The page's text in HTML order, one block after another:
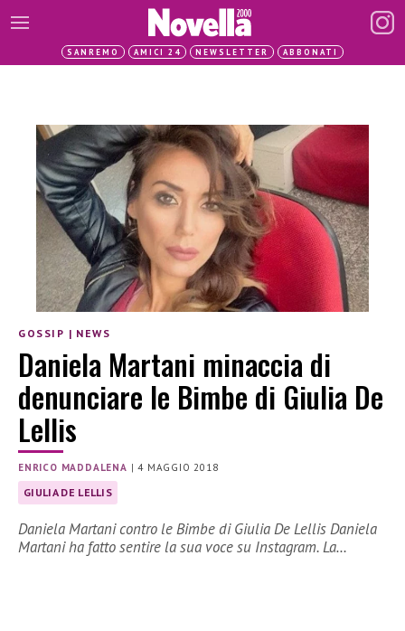
SANREMO AMICI 24 NEWSLETTER ABBONATI
GOSSIP | NEWS
Daniela Martani minaccia di
denunciare le Bimbe di Giulia De
Lellis
ENRICO MADDALENA |4 MAGGIO 2018
GIULIA DE LELLIS
Daniela Martani contro le Bimbe di Giulia De Lellis Daniela
Martani ha fatto sentire la sua voce su Instagram. La…